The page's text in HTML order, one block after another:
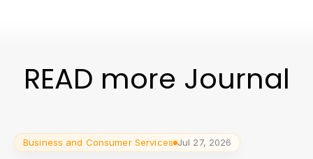
READ more Journal
Business and Consumer Services Jul 27, 2026